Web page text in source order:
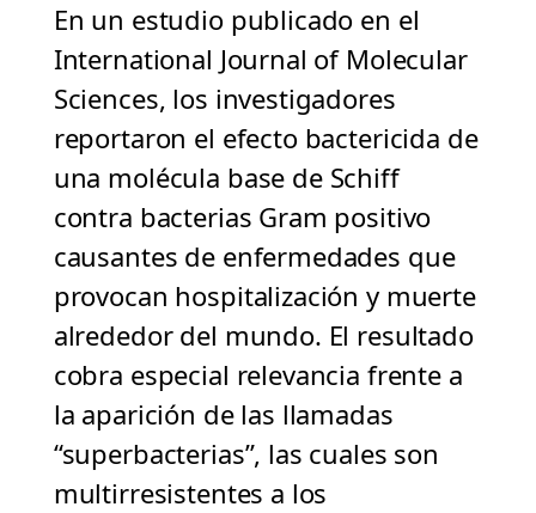
En un estudio publicado en el
International Journal of Molecular
Sciences, los investigadores
reportaron el efecto bactericida de
una molécula base de Schiff
contra bacterias Gram positivo
causantes de enfermedades que
provocan hospitalización y muerte
alrededor del mundo. El resultado
cobra especial relevancia frente a
la aparición de las llamadas
“superbacterias”, las cuales son
multirresistentes a los